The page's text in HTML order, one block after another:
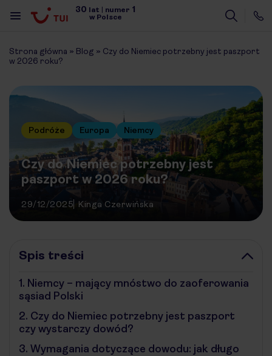
30 lat | numer 1
w Polsce
Strona główna » Blog » Czy do Niemiec potrzebny jest paszport
w 2026 roku?
Podróże Europa Niemcy
Czy do Niemiec potrzebny jest
paszport w 2026 roku?
29/12/2025 Kinga Czerwińska
Spis treści
1. Niemcy – mający mnóstwo do zaoferowania
sąsiad Polski
2. Czy do Niemiec potrzebny jest paszport
czy wystarczy dowód?
3. Wymagania dotyczące dowodu: jak długo